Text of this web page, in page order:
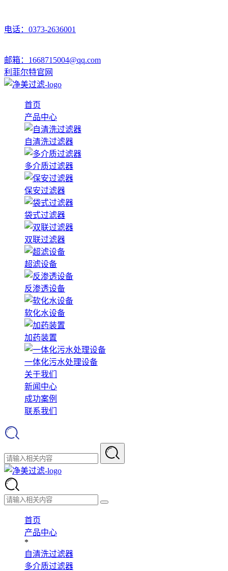
电话：0373-2636001
邮箱：1668715004@qq.com
利菲尔特官网
首页
产品中心
自清洗过滤器
多介质过滤器
保安过滤器
袋式过滤器
双联过滤器
超滤设备
反渗透设备
软化水设备
加药装置
一体化污水处理设备
关于我们
新闻中心
成功案例
联系我们
首页
产品中心
*
自清洗过滤器
多介质过滤器